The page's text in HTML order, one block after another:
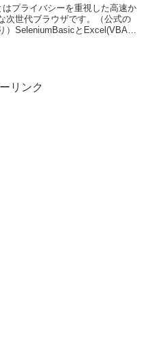
はプライバシーを重視した高速か
次世代ブラウザです。（公式の
）SeleniumBasicとExcel(VBA)
リンク